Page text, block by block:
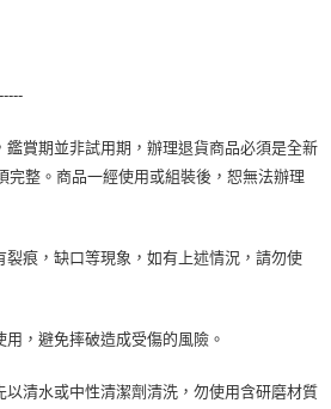
鑑賞期並非試用期，辦理退貨商品必須是全新
完整。商品一經使用或組裝後，恕無法辦理
裂痕，缺口等現象，如有上述情況，請勿使
，避免摔破造成受傷的風險。
清水或中性清潔劑清洗，勿使用含研磨材質